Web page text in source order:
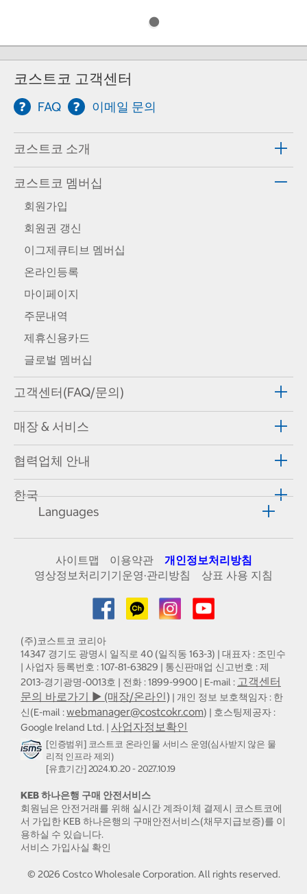
코스트코 고객센터
FAQ 이메일 문의
코스트코 소개
코스트코 멤버십
회원가입
회원권 갱신
이그제큐티브 멤버십
온라인등록
마이페이지
주문내역
제휴신용카드
글로벌 멤버십
고객센터(FAQ/문의)
매장 & 서비스
협력업체 안내
한국
Languages
사이트맵 이용약관
개인정보처리방침
영상정보처리기기운영·관리방침
상표 사용 지침
(주)코스트코 코리아
14347 경기도 광명시 일직로 40 (일직동 163-3) | 대표자 : 조민수
| 사업자 등록번호 : 107-81-63829 | 통신판매업 신고번호 : 제
2013-경기광명-0013호 | 전화 : 1899-9900 | E-mail : 고객센터
문의 바로가기 ▶ (매장/온라인) | 개인 정보 보호책임자 : 한
신(E-mail :webmanager@costcokr.com) | 호스팅제공자 :
Google Ireland Ltd. | 사업자정보확인
[인증범위] 코스트코 온라인몰 서비스 운영(심사받지 않은 물
리적 인프라 제외)
[유효기간] 2024.10.20 - 2027.10.19
KEB 하나은행 구매 안전서비스
회원님은 안전거래를 위해 실시간 계좌이체 결제시 코스트코에
서 가입한 KEB 하나은행의 구매안전서비스(채무지급보증)를 이
용하실 수 있습니다.
서비스 가입사실 확인
© 2026 Costco Wholesale Corporation.All rights reserved.